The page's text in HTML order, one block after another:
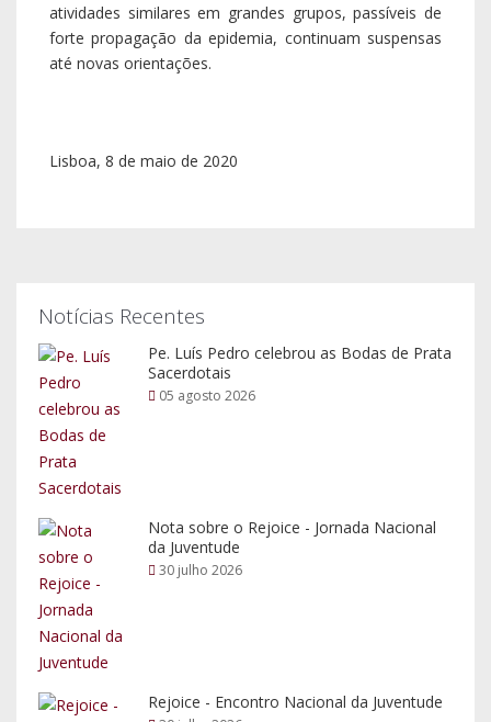
atividades similares em grandes grupos, passíveis de
forte propagação da epidemia, continuam suspensas
até novas orientações.
Lisboa, 8 de maio de 2020
Notícias Recentes
Pe. Luís Pedro celebrou as Bodas de Prata
Sacerdotais
05 agosto 2026
Nota sobre o Rejoice - Jornada Nacional
da Juventude
30 julho 2026
Rejoice - Encontro Nacional da Juventude